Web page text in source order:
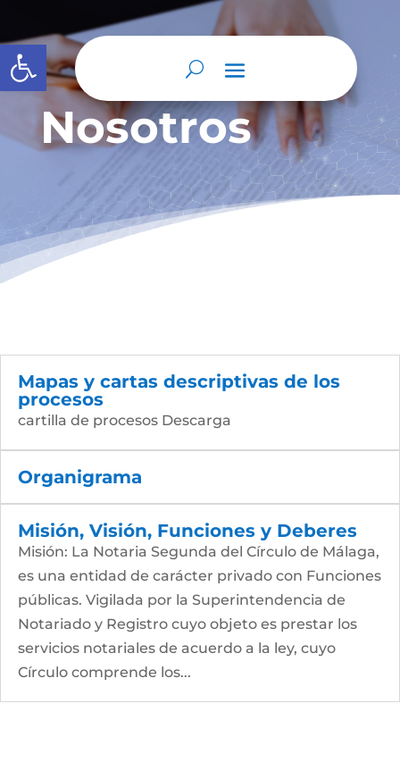
Abrir barra de herramientas
Nosotros
Mapas y cartas descriptivas de los
procesos
cartilla de procesos Descarga
Organigrama
Misión, Visión, Funciones y Deberes
Misión: La Notaria Segunda del Círculo de Málaga,
es una entidad de carácter privado con Funciones
públicas. Vigilada por la Superintendencia de
Notariado y Registro cuyo objeto es prestar los
servicios notariales de acuerdo a la ley, cuyo
Círculo comprende los...